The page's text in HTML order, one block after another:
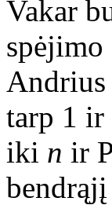
Vakar
spėjimo
Andrius
tarp 1 ir
iki n ir